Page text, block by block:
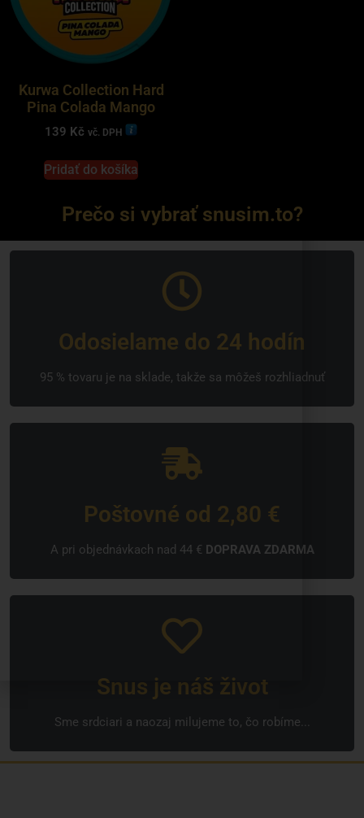
Kurwa Collection Hard
Pina Colada Mango
139 Kč vč. DPH
Pridať do košíka
Prečo si vybrať snusim.to?
Odosielame do 24 hodín
95 % tovaru je na sklade, takže sa môžeš rozhliadnuť
Poštovné od 2,80 €
A pri objednávkach nad 44 € DOPRAVA ZDARMA
Snus je náš život
Sme srdciari a naozaj milujeme to, čo robíme...